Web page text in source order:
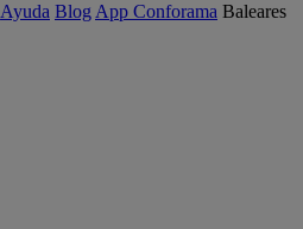
Ayuda Blog App Conforama Baleares